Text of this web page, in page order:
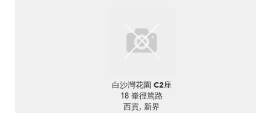
白沙灣花園 C2座
18 輋徑篤路
西貢, 新界